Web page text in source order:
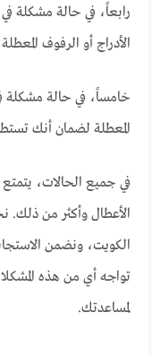
رابعاً، في حالة مشكلة
الأدراج أو الرفوف
خامساً، في حالة مشكلة
المعطلة لضمان أنك
في جميع الحالات، يتمتع
الأعطال وأكثر من ذلك.
الكويت، ونضمن
تواجه أي من هذه
لمساعدتك.